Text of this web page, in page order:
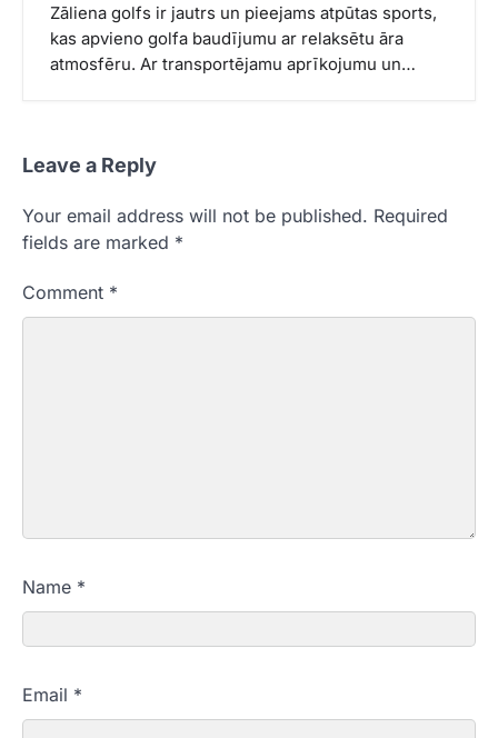
Zāliena golfs ir jautrs un pieejams atpūtas sports,
kas apvieno golfa baudījumu ar relaksētu āra
atmosfēru. Ar transportējamu aprīkojumu un…
Leave a Reply
Your email address will not be published. Required
fields are marked *
Comment *
Name *
Email *